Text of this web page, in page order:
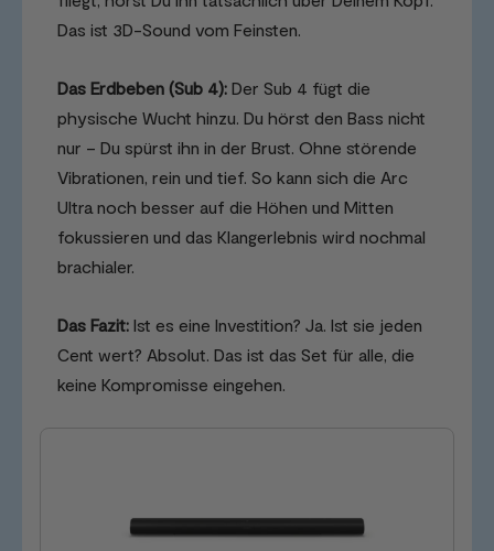
Das ist 3D-Sound vom Feinsten.
Das Erdbeben (Sub 4): Der Sub 4 fügt die
physische Wucht hinzu. Du hörst den Bass nicht
nur – Du spürst ihn in der Brust. Ohne störende
Vibrationen, rein und tief. So kann sich die Arc
Ultra noch besser auf die Höhen und Mitten
fokussieren und das Klangerlebnis wird nochmal
brachialer.
Das Fazit: Ist es eine Investition? Ja. Ist sie jeden
Cent wert? Absolut. Das ist das Set für alle, die
keine Kompromisse eingehen.